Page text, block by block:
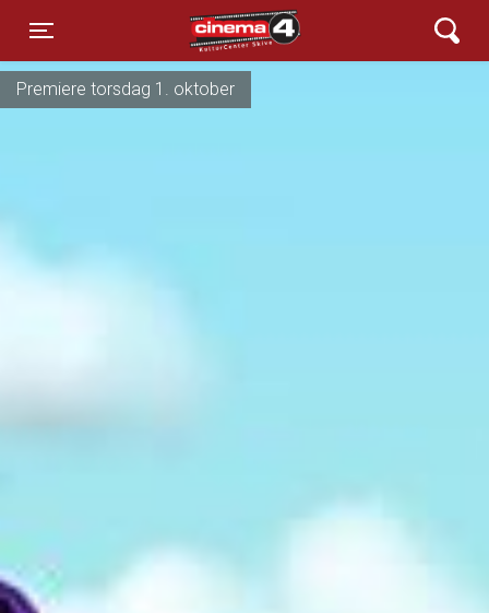
Toggle navigation
Cinema4
Premiere torsdag 1. oktober